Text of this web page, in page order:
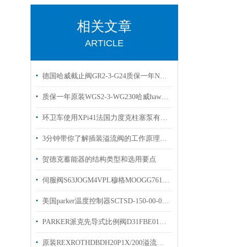
相关文章
ARTICLE
德国哈威截止阀GR2-3-G24质保一年NGR2-1R-N24现货
质保一年原装WGS2-3-WG230哈威hawe换向阀
环卫车使用XPi41法国力度克柱塞泵有库存欢迎选购
3分钟带你了解插装溢流阀的工作原理和作用
贺德克蓄能器的结构类型和选用要点
伺服阀S63JOGM4VPL穆格MOOGG761-3005B
美国parker温度控制器SCTSD-150-00-07技术资料原装现货
PARKER派克先导式比例阀D31FBE01CC4NF00原装出售
原装REXROTHDBDH20P1X/200溢流阀R900432103简介